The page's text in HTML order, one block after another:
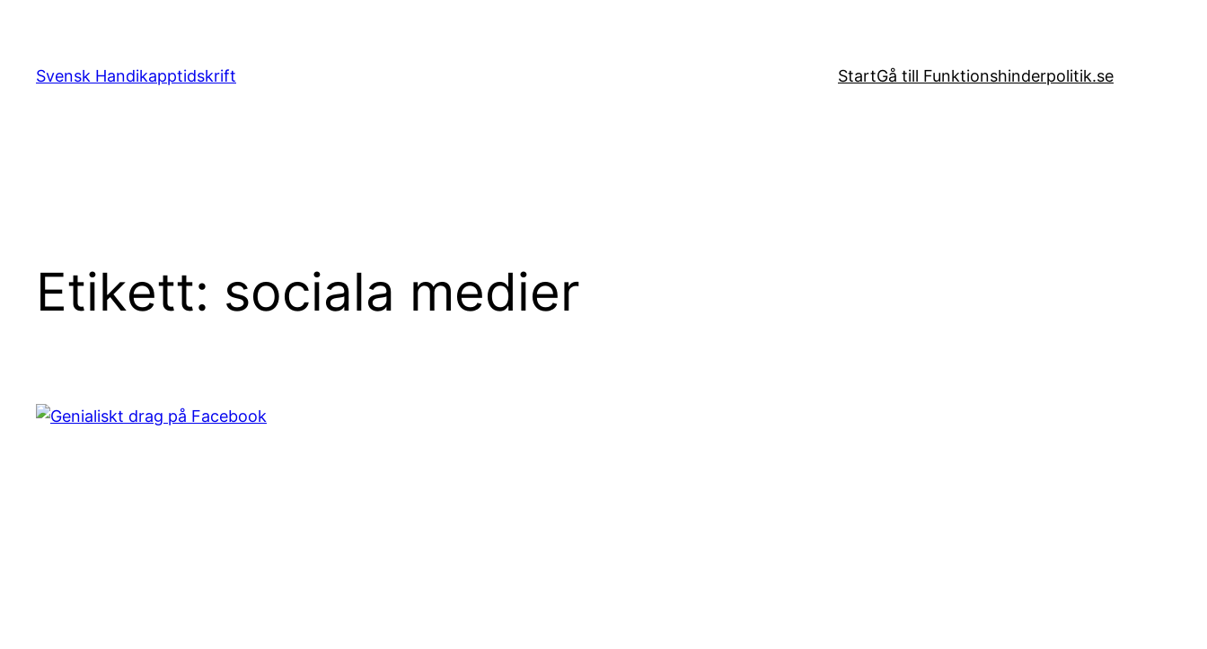
innehåll
Svensk Handikapptidskrift StartGå till Funktionshinderpolitik.se
Etikett: sociala medier